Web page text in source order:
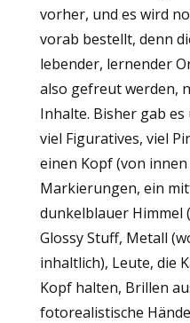
vorher, und es wird
vorab bestellt, denn
lebender, lernender
also gefreut werden,
Inhalte. Bisher gab es
viel Figuratives, viel
einen Kopf (von
Markierungen, ein
dunkelblauer Himmel
Glossy Stuff, Metall
inhaltlich), Leute, die
Kopf halten, Brillen
fotorealistische